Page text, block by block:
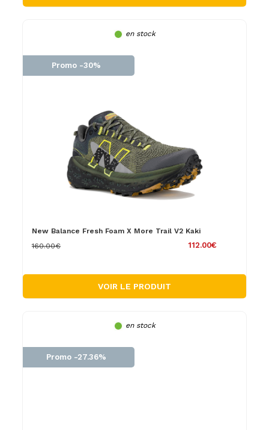
en stock
Promo -30%
New Balance Fresh Foam X More Trail V2 Kaki
112.00€
160.00€
VOIR LE PRODUIT
en stock
Promo -27.36%